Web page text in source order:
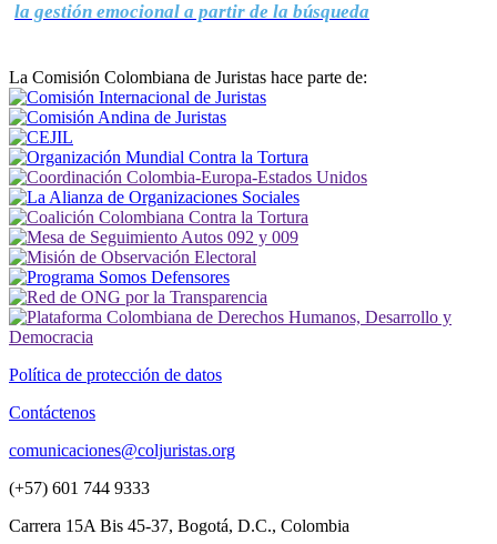
la gestión emocional a partir de la búsqueda
La Comisión Colombiana de Juristas hace parte de:
Política de protección de datos
Contáctenos
comunicaciones@coljuristas.org
(+57) 601 744 9333
Carrera 15A Bis 45-37, Bogotá, D.C., Colombia